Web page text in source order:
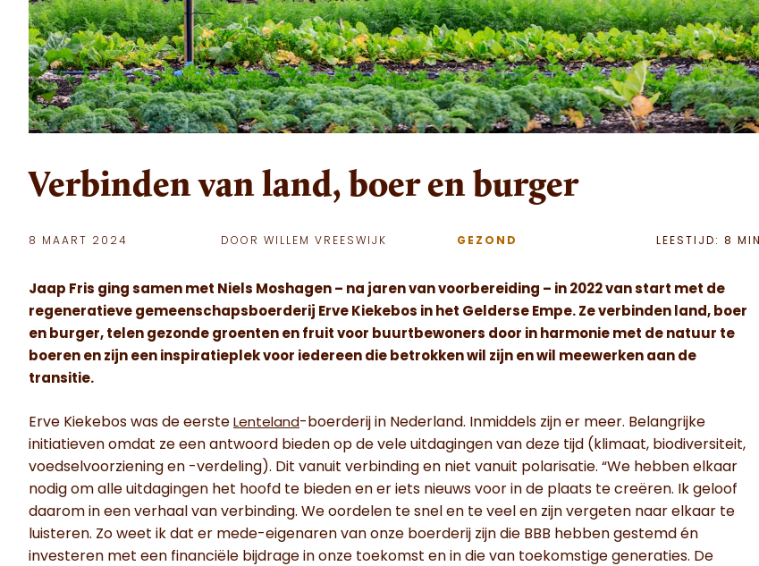
Verbinden van land, boer en burger
8 MAART 2024 DOOR WILLEM VREESWIJK GEZOND LEESTIJD: 8 MIN
Jaap Fris ging samen met Niels Moshagen – na jaren van voorbereiding – in 2022 van start met de
regeneratieve gemeenschapsboerderij Erve Kiekebos in het Gelderse Empe. Ze verbinden land, boer
en burger, telen gezonde groenten en fruit voor buurtbewoners door in harmonie met de natuur te
boeren en zijn een inspiratieplek voor iedereen die betrokken wil zijn en wil meewerken aan de
transitie.
Erve Kiekebos was de eerste Lenteland-boerderij in Nederland. Inmiddels zijn er meer. Belangrijke
initiatieven omdat ze een antwoord bieden op de vele uitdagingen van deze tijd (klimaat, biodiversiteit,
voedselvoorziening en -verdeling). Dit vanuit verbinding en niet vanuit polarisatie. “We hebben elkaar
nodig om alle uitdagingen het hoofd te bieden en er iets nieuws voor in de plaats te creëren. Ik geloof
daarom in een verhaal van verbinding. We oordelen te snel en te veel en zijn vergeten naar elkaar te
luisteren. Zo weet ik dat er mede-eigenaren van onze boerderij zijn die BBB hebben gestemd én
investeren met een financiële bijdrage in onze toekomst en in die van toekomstige generaties. De